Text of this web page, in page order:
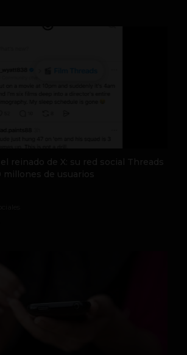
reinado de X: su red social Threads
millones de usuarios